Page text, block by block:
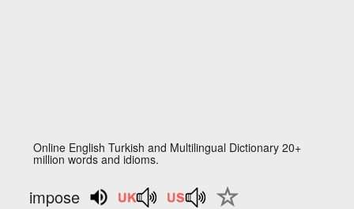
Online English Turkish and Multilingual Dictionary 20+
million words and idioms.
impose